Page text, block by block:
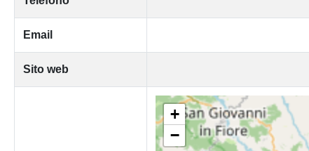
Email
Sito web
+
−